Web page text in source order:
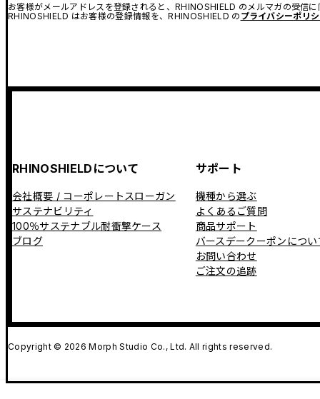
お客様がメールアドレスを登録されると、RHINOSHIELD のメルマガの受信
RHINOSHIELD はお客様の登録情報を、RHINOSHIELD の プライバシーポリ
RHINOSHIELDについて
会社概要 / コーポレートスローガン
サステナビリティ
100％サステナブル耐衝撃ケース
ブログ
サポート
機種から選ぶ
よくあるご質問
商品サポート
バースデークーポンについ
お問い合わせ
ご注文の追跡
Copyright © 2026 Morph Studio Co., Ltd. All rights reserved.